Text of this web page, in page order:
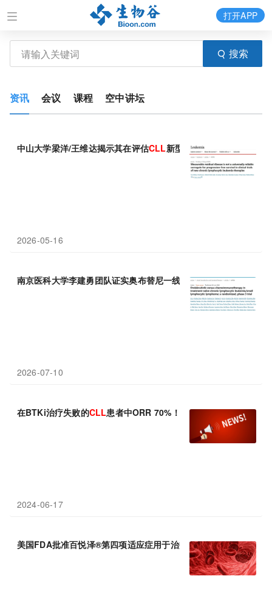
搜索
打开APP
资讯 会议 课程 空中讲坛
中山大学梁洋/王维达揭示其在评估CLL新型靶向疗法长期疗效时
2026-05-16
南京医科大学李建勇团队证实奥布替尼一线治疗CLL/SLL可显著延
2026-07-10
在BTKi治疗失败的CLL患者中ORR 70%！
2024-06-17
美国FDA批准百悦泽®第四项适应症用于治疗 CLL/SLL成人患者，